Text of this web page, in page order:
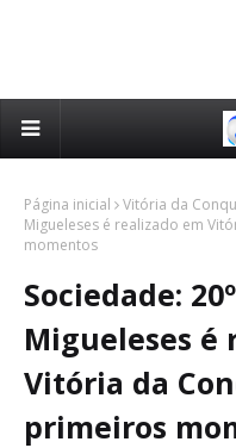
Página inicial Vitória da
Migueleses é realizado em
momentos
Sociedade:
Migueleses é
Vitória da
primeiros